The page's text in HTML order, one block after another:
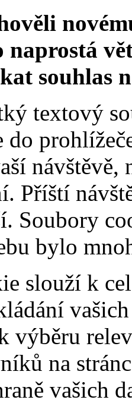
naprostá
souhlas
textový
do
Příští
Soubory
bylo
slouží k
výběru
na
vašich